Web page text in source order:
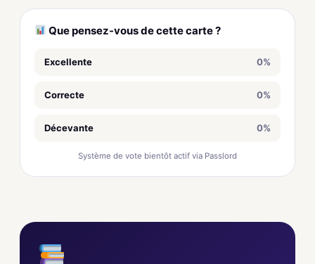
Que pensez-vous de cette carte ?
Excellente 0%
Correcte 0%
Décevante 0%
Système de vote bientôt actif via Passlord